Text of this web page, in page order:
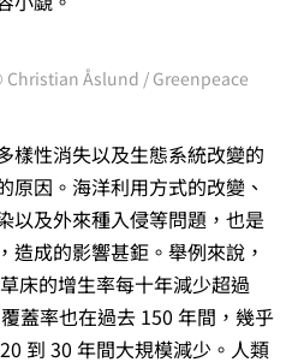
Christian Åslund / Greenpeace
樣性消失以及生態系統改變的
原因。海洋利用方式的改變、
以及外來種入侵等問題，也是
造成的影響甚鉅。舉例來說，
床的增生率每十年減少超過
蓋率也在過去 150 年間，幾乎
到 30 年間大規模減少。人類